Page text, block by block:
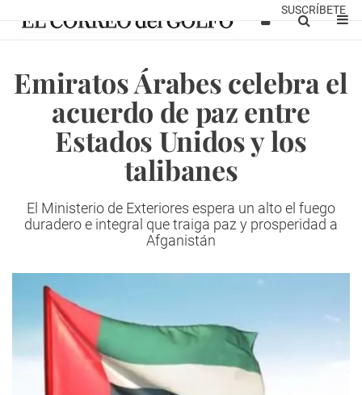
SUSCRÍBETE
Emiratos Árabes celebra el
acuerdo de paz entre
Estados Unidos y los
talibanes
El Ministerio de Exteriores espera un alto el fuego
duradero e integral que traiga paz y prosperidad a
Afganistán